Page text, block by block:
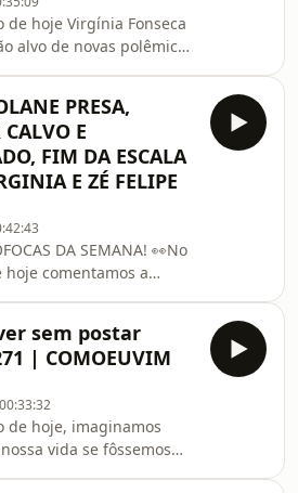
Mayk Leão: O que
ele ser supostamente
ao v
de hoje Virgínia Fonseca
alvo de novas polêmicas
o fiasco técnico durante
do Hino Nacional por
no jogo Brasil x
caos do caso da mulher
fingiu ser uma criança
Joinville.VEM OUVIR!📷
como
PRESA,
E
FIM DA ESCALA
E ZÉ FELIPE
DA SEMANA! 👀No
hoje comentamos a
PCC. Também falamos
da ex-esposa de
a falar sobre o fim do
momento delicado de
aparece calvo e
vésperas da Copa do
novos sinais que
sem postar
| COMOEUVIM
00:33:32
de hoje, imaginamos
vida se fôssemos